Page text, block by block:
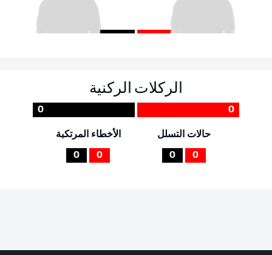
الركلات الركنية
0
0
حالات التسلل
0
0
الأخطاء المرتكبة
0
0